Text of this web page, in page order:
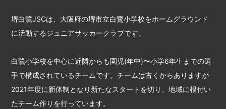
堺白鷺JSCは、大阪府の堺市立白鷺小学校をホームグラウンド
に活動するジュニアサッカークラブです。
白鷺小学校を中心に近隣からも園児(年中)〜小学6年生までの選
手で構成されているチームです。チームは古くからありますが
2021年度に新体制となり新たなスタートを切り、地域に根付い
たチーム作りを行っています。